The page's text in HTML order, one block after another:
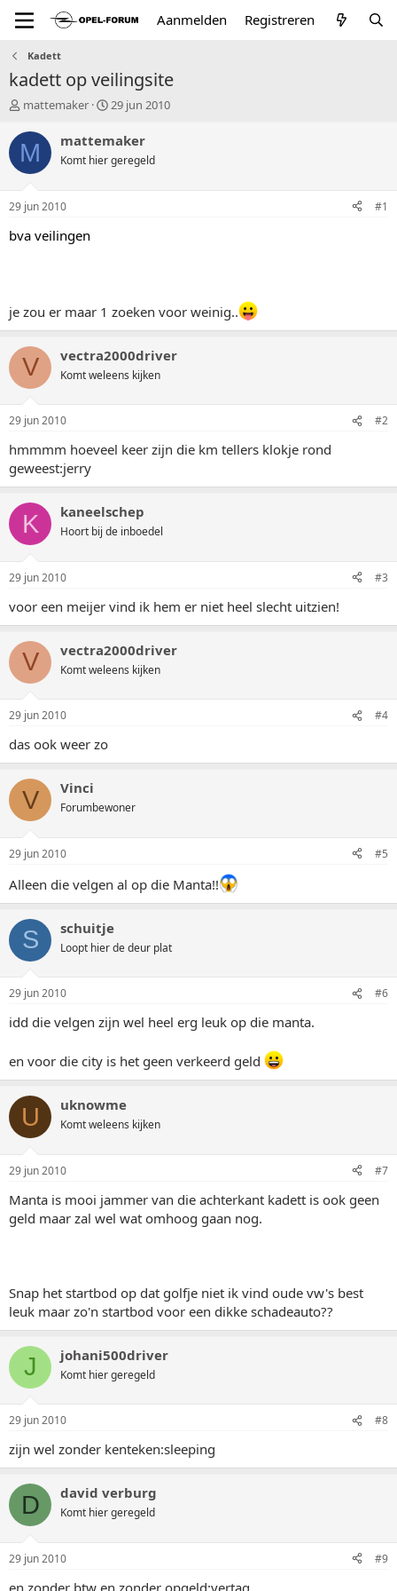
Aanmelden Registreren
Kadett
kadett op veilingsite
T
p
i
t
a
r
mattemaker
S
a
t
29 jun 2010
M mattemaker
Komt hier geregeld
29 jun 2010 #1
bva veilingen
je zou er maar 1 zoeken voor weinig..
V vectra2000driver
Komt weleens kijken
29 jun 2010 #2
hmmmm hoeveel keer zijn die km tellers klokje rond
geweest:jerry
K kaneelschep
Hoort bij de inboedel
29 jun 2010 #3
voor een meijer vind ik hem er niet heel slecht uitzien!
V vectra2000driver
Komt weleens kijken
29 jun 2010 #4
das ook weer zo
V Vinci
Forumbewoner
29 jun 2010 #5
Alleen die velgen al op die Manta!!
S schuitje
Loopt hier de deur plat
29 jun 2010 #6
idd die velgen zijn wel heel erg leuk op die manta.
en voor die city is het geen verkeerd geld
U uknowme
Komt weleens kijken
29 jun 2010 #7
Manta is mooi jammer van die achterkant kadett is ook geen
geld maar zal wel wat omhoog gaan nog.
Snap het startbod op dat golfje niet ik vind oude vw's best
leuk maar zo'n startbod voor een dikke schadeauto??
J johani500driver
Komt hier geregeld
29 jun 2010 #8
zijn wel zonder kenteken:sleeping
D david verburg
Komt hier geregeld
29 jun 2010 #9
en zonder btw en zonder opgeld:vertag